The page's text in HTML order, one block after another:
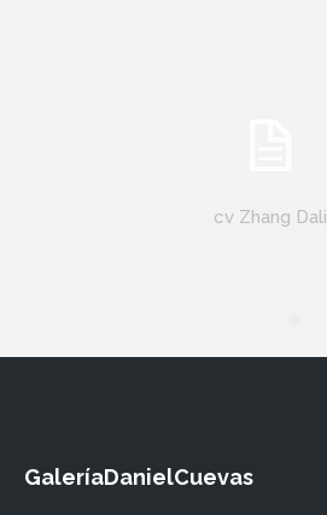
cv Zhang Dali
GaleríaDanielCuevas